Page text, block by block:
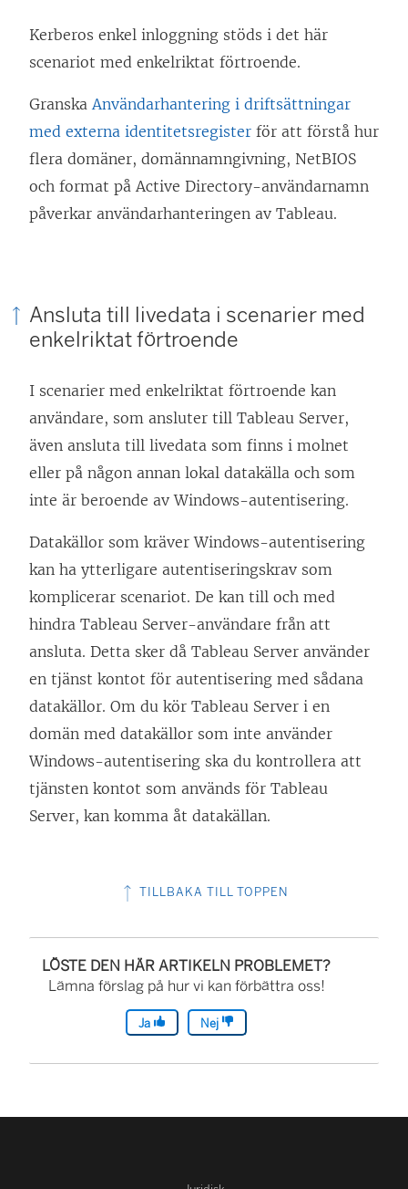
Kerberos enkel inloggning stöds i det här
scenariot med enkelriktat förtroende.
GranskaAnvändarhantering i driftsättningar
med externa identitetsregister för att förstå hur
flera domäner, domännamngivning, NetBIOS
och format på Active Directory-användarnamn
påverkar användarhanteringen av Tableau.
Ansluta till livedata i scenarier med
enkelriktat förtroende
I scenarier med enkelriktat förtroende kan
användare, som ansluter till Tableau Server,
även ansluta till livedata som finns i molnet
eller på någon annan lokal datakälla och som
inte är beroende av Windows-autentisering.
Datakällor som kräver Windows-autentisering
kan ha ytterligare autentiseringskrav som
komplicerar scenariot. De kan till och med
hindra Tableau Server-användare från att
ansluta. Detta sker då Tableau Server använder
en tjänst kontot för autentisering med sådana
datakällor. Om du kör Tableau Server i en
domän med datakällor som inte använder
Windows-autentisering ska du kontrollera att
tjänsten kontot som används för Tableau
Server, kan komma åt datakällan.
TILLBAKA TILL TOPPEN
LÖSTE DEN HÄR ARTIKELN PROBLEMET?
Lämna förslag på hur vi kan förbättra oss!
Ja Nej